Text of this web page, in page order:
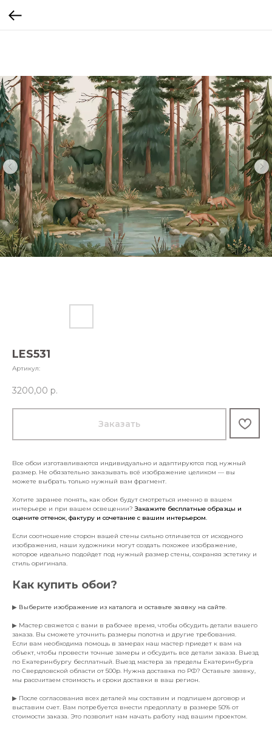
LES531
Артикул:
3200,00 р.
Заказать
Все обои изготавливаются индивидуально и адаптируются под нужный
размер. Не обязательно заказывать всё изображение целиком — вы
можете выбрать только нужный вам фрагмент.
Хотите заранее понять, как обои будут смотреться именно в вашем
интерьере и при вашем освещении?Закажите бесплатные образцы и
оцените оттенок, фактуру и сочетание с вашим интерьером.
Если соотношение сторон вашей стены сильно отличается от исходного
изображения, наши художники могут создать похожее изображение,
которое идеально подойдет под нужный размер стены, сохраняя эстетику и
стиль оригинала.
Как купить обои?
▶ Выберите изображение из каталога и оставьте заявку на сайте.
▶ Мастер свяжется с вами в рабочее время, чтобы обсудить детали вашего
заказа. Вы сможете уточнить размеры полотна и другие требования.
Если вам необходима помощь в замерах наш мастер приедет к вам на
объект, чтобы провести точные замеры и обсудить все детали заказа. Выезд
по Екатеринбургу бесплатный. Выезд мастера за пределы Екатеринбурга
по Свердловской области от 500р. Нужна доставка по РФ? Оставьте заявку,
мы рассчитаем стоимость и сроки доставки в ваш регион.
▶ После согласования всех деталей мы составим и подпишем договор и
выставим счет. Вам потребуется внести предоплату в размере 50% от
стоимости заказа. Это позволит нам начать работу над вашим проектом.